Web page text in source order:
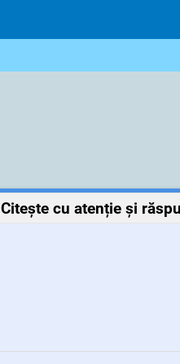
Citește cu atenție și